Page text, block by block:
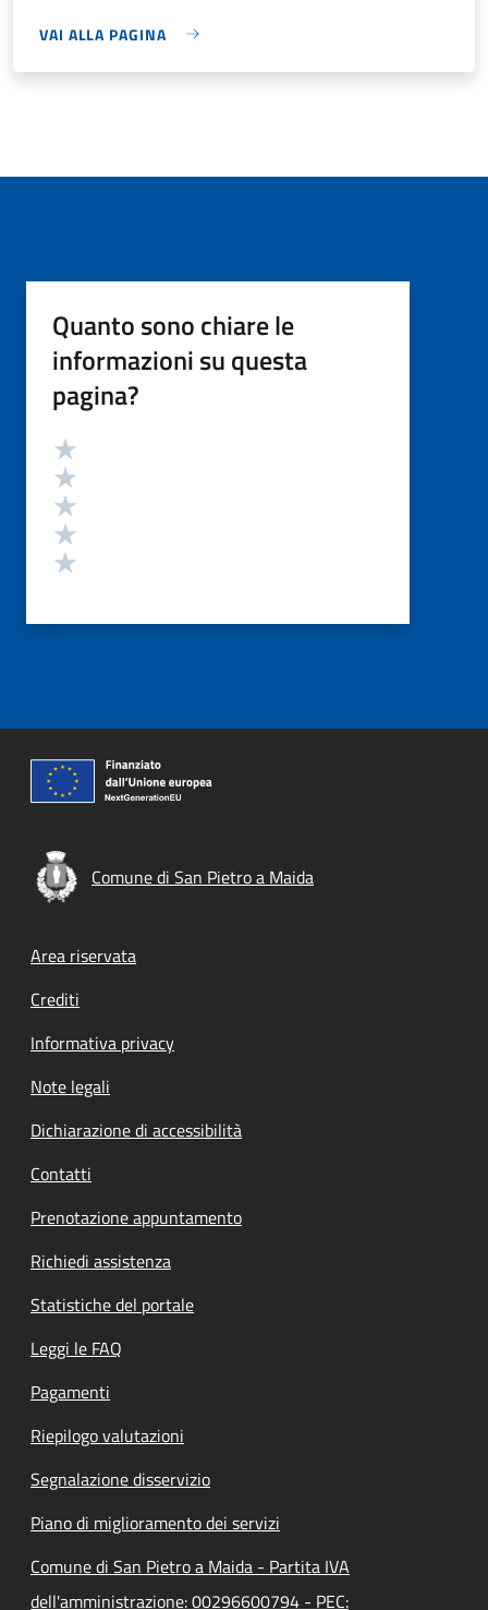
VAI ALLA PAGINA
Quanto sono chiare le
informazioni su questa
pagina?
Valutazione
Comune di San Pietro a Maida
Footer menu
Area riservata
Crediti
Informativa privacy
Note legali
Dichiarazione di accessibilità
Contatti
Prenotazione appuntamento
Richiedi assistenza
Statistiche del portale
Leggi le FAQ
Pagamenti
Riepilogo valutazioni
Segnalazione disservizio
Piano di miglioramento dei servizi
Comune di San Pietro a Maida - Partita IVA
dell'amministrazione: 00296600794 - PEC: